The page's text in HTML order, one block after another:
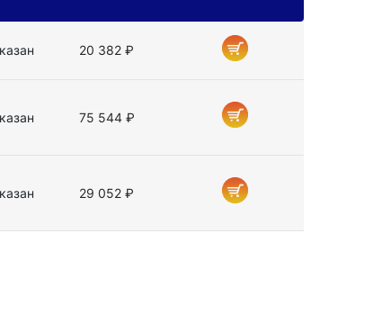
20 382 ₽
75 544 ₽
29 052 ₽